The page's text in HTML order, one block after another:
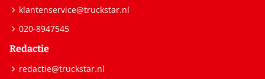
klantenservice@truckstar.nl
020-8947545
Redactie
redactie@truckstar.nl